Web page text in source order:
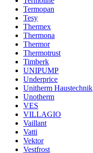
Termopan
Tesy
Thermex
Thermona
Thermor
Thermotrust
Timberk
UNIPUMP
Underprice
Unitherm Haustechnik
Unotherm
VES
VILLAGIO
Vaillant
Vatti
Vektor
Vestfrost